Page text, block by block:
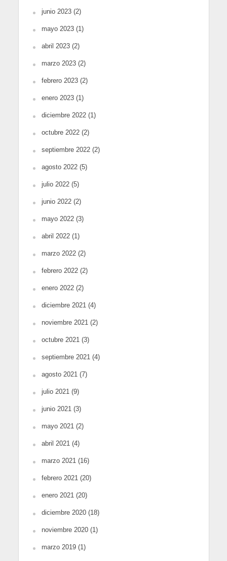
junio 2023(2)
mayo 2023(1)
abril 2023(2)
marzo 2023(2)
febrero 2023(2)
enero 2023(1)
diciembre 2022(1)
octubre 2022(2)
septiembre 2022(2)
agosto 2022(5)
julio 2022(5)
junio 2022(2)
mayo 2022(3)
abril 2022(1)
marzo 2022(2)
febrero 2022(2)
enero 2022(2)
diciembre 2021(4)
noviembre 2021(2)
octubre 2021(3)
septiembre 2021(4)
agosto 2021(7)
julio 2021(9)
junio 2021(3)
mayo 2021(2)
abril 2021(4)
marzo 2021(16)
febrero 2021(20)
enero 2021(20)
diciembre 2020(18)
noviembre 2020(1)
marzo 2019(1)